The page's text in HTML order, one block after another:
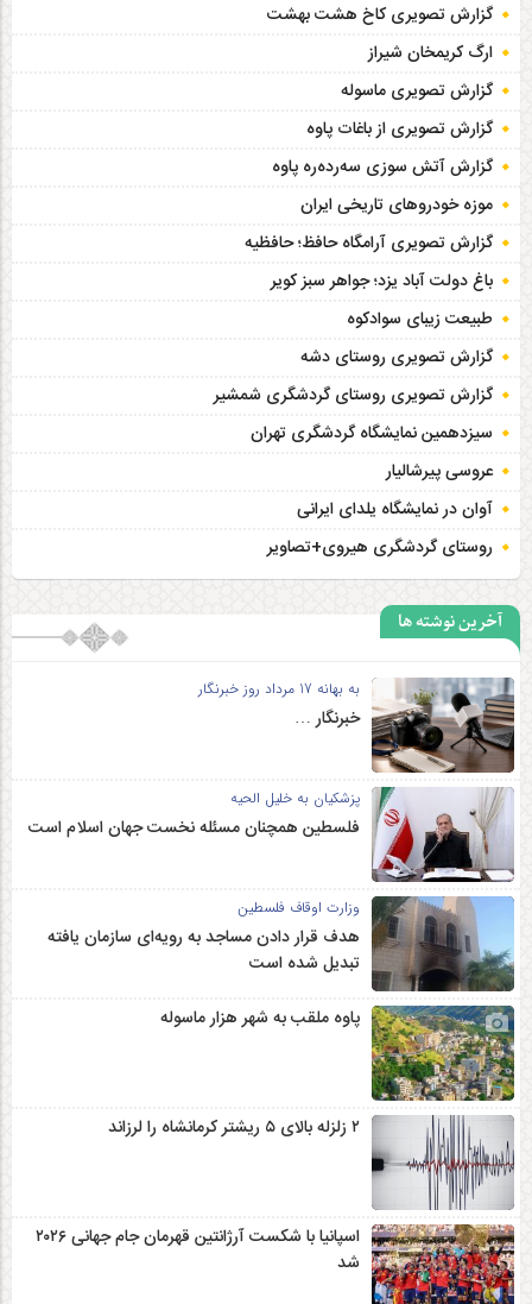
گزارش تصویری کاخ هشت‌ بهشت
ارگ کریمخان شیراز
گزارش تصویری ماسوله
گزارش تصویری از باغات پاوه
گزارش آتش سوزی سەردەرە پاوه
موزه خودروهای تاریخی ایران
گزارش تصویری آرامگاه حافظ؛ حافظیه‎
باغ دولت آباد یزد؛ جواهر سبز کویر
طبیعت زیبای سوادکوه
گزارش تصویری روستای دشه
گزارش تصویری روستای گردشگری شمشیر
سیزدهمین نمایشگاه گردشگری تهران
عروسی پیرشالیار
آوان در نمایشگاه یلدای ایرانی
روستای گردشگری هیروی+تصاویر
آخرین نوشته ها
به بهانه 17 مرداد روز خبرنگار
خبرنگار …
پزشکیان به خلیل الحیه
فلسطین همچنان مسئله نخست جهان اسلام است
وزارت اوقاف فلسطین
هدف قرار دادن مساجد به رویه‌ای سازمان‌ یافته
تبدیل شده است
پاوه ملقب به شهر هزار ماسوله
۲ زلزله‌ بالای ۵ ریشتر کرمانشاه را لرزاند
اسپانیا با شکست آرژانتین قهرمان جام جهانی ۲۰۲۶
شد